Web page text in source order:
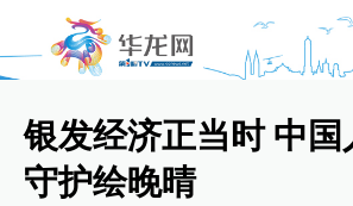
银发经济正当时 中国
守护绘晚晴